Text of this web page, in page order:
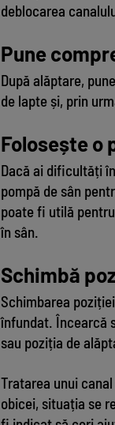
deblocarea
Pune
După alăptare,
de lapte și, prin
Folosește o
Dacă ai dificultăți
pompă de sân
poate fi utilă
în sân.
Schimbă
Schimbarea
înfundat. Încearcă
sau poziția de
Tratarea unui
obicei, situația se